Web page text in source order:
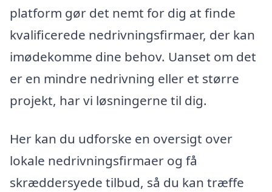
platform gør det nemt for dig at finde
kvalificerede nedrivningsfirmaer, der kan
imødekomme dine behov. Uanset om det
er en mindre nedrivning eller et større
projekt, har vi løsningerne til dig.
Her kan du udforske en oversigt over
lokale nedrivningsfirmaer og få
skræddersyede tilbud, så du kan træffe